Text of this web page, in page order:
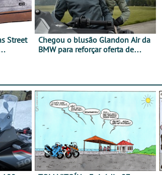
Street
Chegou o blusão Glandon Air da
BMW para reforçar oferta de